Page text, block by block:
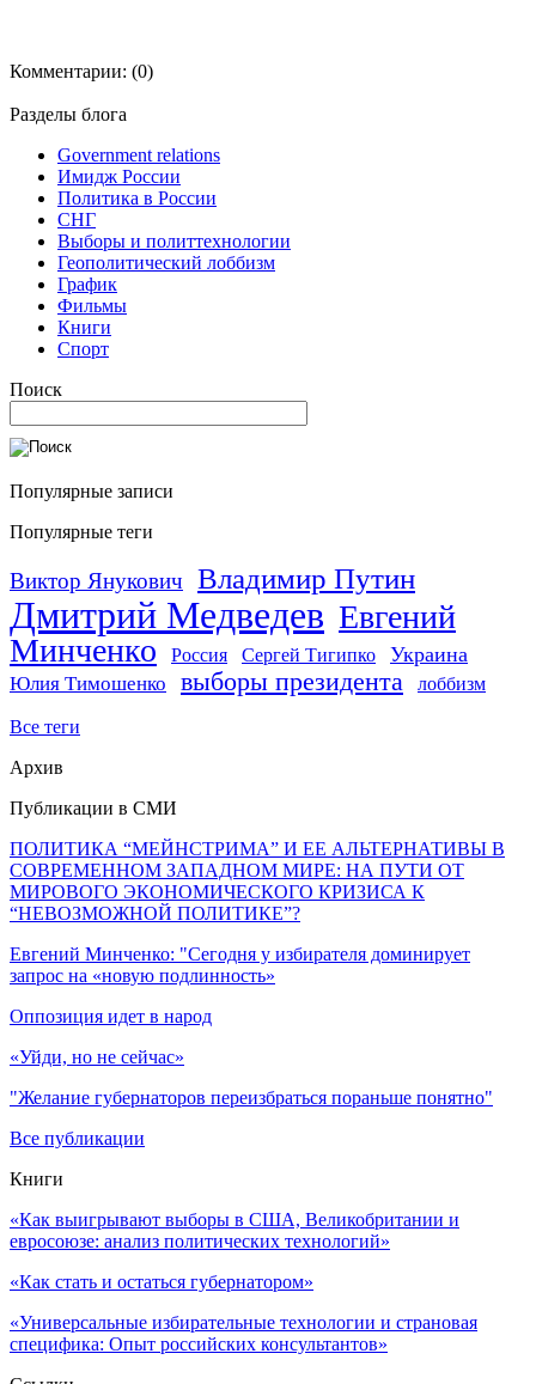
Комментарии: (0)
Разделы блога
Government relations
Имидж России
Политика в России
СНГ
Выборы и политтехнологии
Геополитический лоббизм
График
Фильмы
Книги
Спорт
Поиск
Популярные записи
Популярные теги
Виктор Янукович Владимир Путин
Дмитрий Медведев Евгений
Минченко
Россия Сергей Тигипко Украина
Юлия Тимошенко выборы президента лоббизм
Все теги
Архив
Публикации в СМИ
ПОЛИТИКА “МЕЙНСТРИМА” И ЕЕ АЛЬТЕРНАТИВЫ В
СОВРЕМЕННОМ ЗАПАДНОМ МИРЕ: НА ПУТИ ОТ
МИРОВОГО ЭКОНОМИЧЕСКОГО КРИЗИСА К
“НЕВОЗМОЖНОЙ ПОЛИТИКЕ”?
Евгений Минченко: "Сегодня у избирателя доминирует
запрос на «новую подлинность»
Оппозиция идет в народ
«Уйди, но не сейчас»
"Желание губернаторов переизбраться пораньше понятно"
Все публикации
Книги
«Как выигрывают выборы в США, Великобритании и
евросоюзе: анализ политических технологий»
«Как стать и остаться губернатором»
«Универсальные избирательные технологии и страновая
специфика: Опыт российских консультантов»